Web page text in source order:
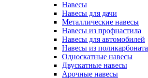
Навесы
Навесы для дачи
Металлические навесы
Навесы из профнастила
Навесы для автомобилей
Навесы из поликарбоната
Односкатные навесы
Двускатные навесы
Арочные навесы